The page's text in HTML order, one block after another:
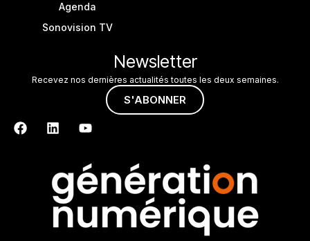
Agenda
Sonovision TV
Newsletter
Recevez nos dernières actualités toutes les deux semaines.
S'ABONNER